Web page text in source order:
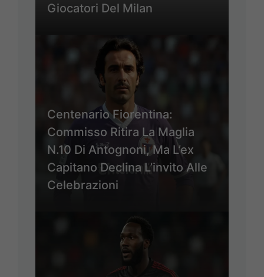
Giocatori Del Milan
Centenario Fiorentina:
Commisso Ritira La Maglia
N.10 Di Antognoni, Ma L’ex
Capitano Declina L’invito Alle
Celebrazioni